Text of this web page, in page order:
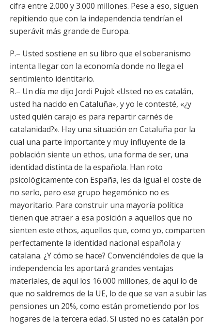
cifra entre 2.000 y 3.000 millones. Pese a eso, siguen
repitiendo que con la independencia tendrían el
superávit más grande de Europa.
P.– Usted sostiene en su libro que el soberanismo
intenta llegar con la economía donde no llega el
sentimiento identitario.
R.– Un día me dijo Jordi Pujol: «Usted no es catalán,
usted ha nacido en Cataluña», y yo le contesté, «¿y
usted quién carajo es para repartir carnés de
catalanidad?». Hay una situación en Cataluña por la
cual una parte importante y muy influyente de la
población siente un ethos, una forma de ser, una
identidad distinta de la española. Han roto
psicológicamente con España, les da igual el coste de
no serlo, pero ese grupo hegemónico no es
mayoritario. Para construir una mayoría política
tienen que atraer a esa posición a aquellos que no
sienten este ethos, aquellos que, como yo, comparten
perfectamente la identidad nacional española y
catalana. ¿Y cómo se hace? Convenciéndoles de que la
independencia les aportará grandes ventajas
materiales, de aquí los 16.000 millones, de aquí lo de
que no saldremos de la UE, lo de que se van a subir las
pensiones un 20%, como están prometiendo por los
hogares de la tercera edad. Si usted no es catalán por